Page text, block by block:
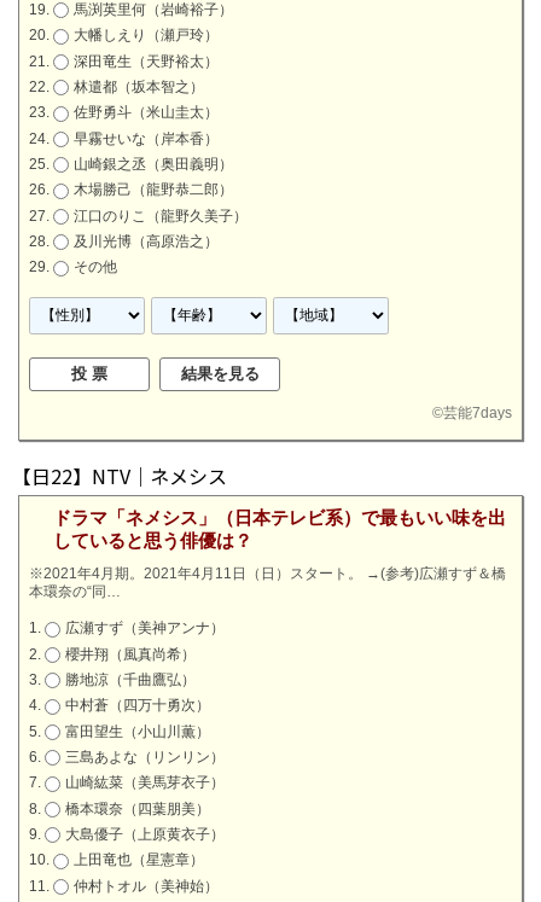
馬渕英里何（岩崎裕子）
大幡しえり（瀬戸玲）
深田竜生（天野裕太）
林遣都（坂本智之）
佐野勇斗（米山圭太）
早霧せいな（岸本香）
山崎銀之丞（奥田義明）
木場勝己（龍野恭二郎）
江口のりこ（龍野久美子）
及川光博（高原浩之）
その他
©芸能7days
【日22】NTV｜ネメシス
ドラマ「ネメシス」（日本テレビ系）で最もいい味を出
していると思う俳優は？
※2021年4月期。2021年4月11日（日）スタート。 →(参考)広瀬すず＆橋
本環奈の“同…
広瀬すず（美神アンナ）
櫻井翔（風真尚希）
勝地涼（千曲鷹弘）
中村蒼（四万十勇次）
富田望生（小山川薫）
三島あよな（リンリン）
山崎紘菜（美馬芽衣子）
橋本環奈（四葉朋美）
大島優子（上原黄衣子）
上田竜也（星憲章）
仲村トオル（美神始）